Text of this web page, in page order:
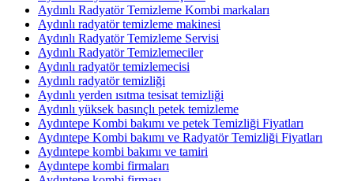
Aydınlı Radyatör Temizleme Kombi markaları
Aydınlı radyatör temizleme makinesi
Aydınlı Radyatör Temizleme Servisi
Aydınlı Radyatör Temizlemeciler
Aydınlı radyatör temizlemecisi
Aydınlı radyatör temizliği
Aydınlı yerden ısıtma tesisat temizliği
Aydınlı yüksek basınçlı petek temizleme
Aydıntepe Kombi bakımı ve petek Temizliği Fiyatları
Aydıntepe Kombi bakımı ve Radyatör Temizliği Fiyatları
Aydıntepe kombi bakımı ve tamiri
Aydıntepe kombi firmaları